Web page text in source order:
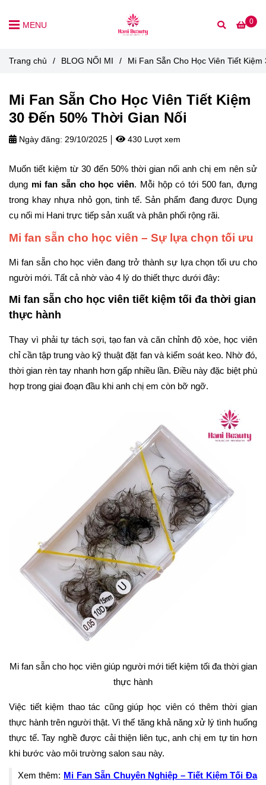
0
MENU
Trang chủ / BLOG NỐI MI / Mi Fan Sẵn Cho Học Viên Tiết
Mi Fan Sẵn Cho Học Viên Tiết Kiệm
30 Đến 50% Thời Gian Nối
Ngày đăng: 29/10/2025 430 Lượt xem
Muốn tiết kiệm từ 30 đến 50% thời gian nối anh chị em nên sử
dụng mi fan sẵn cho học viên. Mỗi hộp có tới 500 fan, đựng
trong khay nhựa nhỏ gọn, tinh tế. Sản phẩm đang được Dụng
cụ nối mi Hani trực tiếp sản xuất và phân phối rộng rãi.
Mi fan sẵn cho học viên – Sự lựa chọn tối ưu
Mi fan sẵn cho học viên đang trở thành sự lựa chọn tối ưu cho
người mới. Tất cả nhờ vào 4 lý do thiết thực dưới đây:
Mi fan sẵn cho học viên tiết kiệm tối đa thời gian
thực hành
Thay vì phải tự tách sợi, tạo fan và căn chỉnh độ xòe, học viên
chỉ cần tập trung vào kỹ thuật đặt fan và kiểm soát keo. Nhờ đó,
thời gian rèn tay nhanh hơn gấp nhiều lần. Điều này đặc biệt phù
hợp trong giai đoạn đầu khi anh chị em còn bỡ ngỡ.
Mi fan sẵn cho học viên giúp người mới tiết kiệm tối đa thời gian
thực hành
Việc tiết kiệm thao tác cũng giúp học viên có thêm thời gian
thực hành trên người thật. Vì thế tăng khả năng xử lý tình huống
thực tế. Tay nghề được cải thiện liên tục, anh chị em tự tin hơn
khi bước vào môi trường salon sau này.
Xem thêm: Mi Fan Sẵn Chuyên Nghiệp – Tiết Kiệm Tối Đa